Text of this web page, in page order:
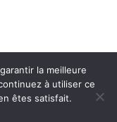
de freelance du
la meilleure
à utiliser ce
êtes satisfait.